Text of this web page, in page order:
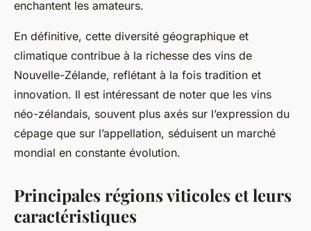
enchantent les amateurs.
En définitive, cette diversité géographique et
climatique contribue à la richesse des vins de
Nouvelle-Zélande, reflétant à la fois tradition et
innovation. Il est intéressant de noter que les vins
néo-zélandais, souvent plus axés sur l’expression du
cépage que sur l’appellation, séduisent un marché
mondial en constante évolution.
Principales régions viticoles et leurs
caractéristiques